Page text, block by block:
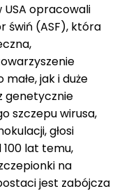
opracowali
świń (ASF), która
jak i duże
genetycznie
szczepu wirusa,
głosi
lat temu,
na
jest zabójcza